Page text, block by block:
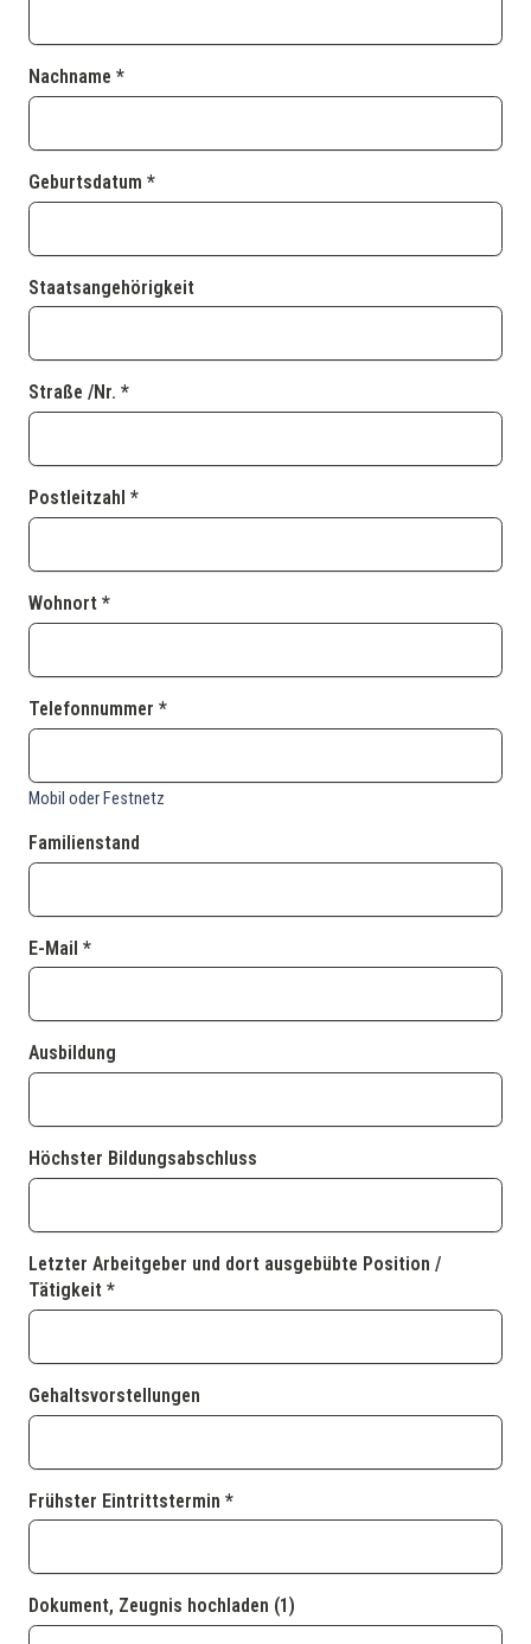
Nachname *
Geburtsdatum *
Staatsangehörigkeit
Straße /Nr. *
Postleitzahl *
Wohnort *
Telefonnummer *
Mobil oder Festnetz
Familienstand
E-Mail *
Ausbildung
Höchster Bildungsabschluss
Letzter Arbeitgeber und dort ausgebübte Position /
Tätigkeit *
Gehaltsvorstellungen
Frühster Eintrittstermin *
Dokument, Zeugnis hochladen (1)